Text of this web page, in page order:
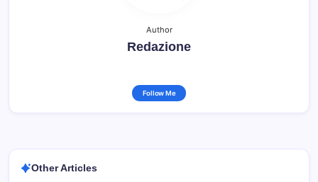
Author
Redazione
Follow Me
Other Articles